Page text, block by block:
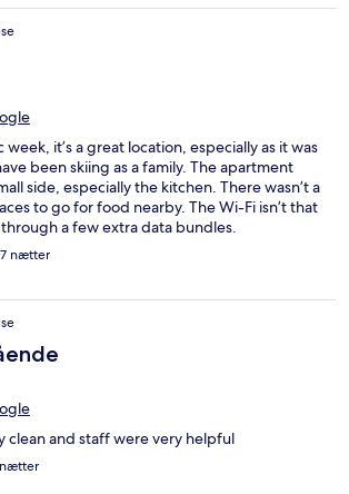
week, it’s a great location, especially as it was
been skiing as a family. The apartment
side, especially the kitchen. There wasn’t a
to go for food nearby. The Wi-Fi isn’t that
a few extra data bundles.
nætter
clean and staff were very helpful
nætter